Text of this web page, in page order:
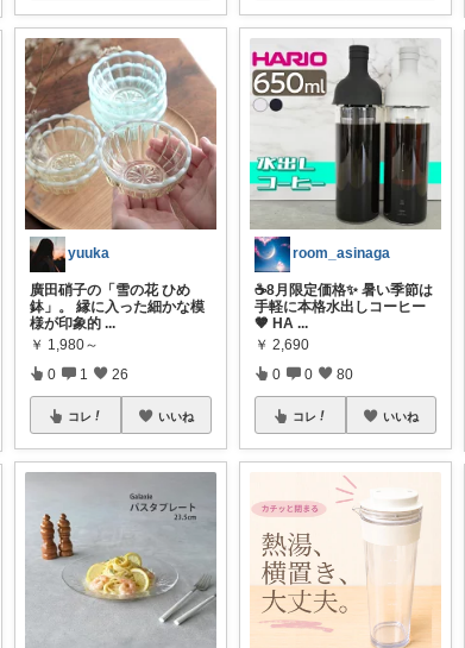
yuuka
廣田硝子の「雪の花 ひめ
鉢」。 縁に入った細かな模
様が印象的 ...
￥ 1,980～
0 1 26
コレ いいね
room_asinaga
☕️8月限定価格✨ 暑い季節は
手軽に本格水出しコーヒー
🤎 HA ...
￥ 2,690
0 0 80
コレ いいね